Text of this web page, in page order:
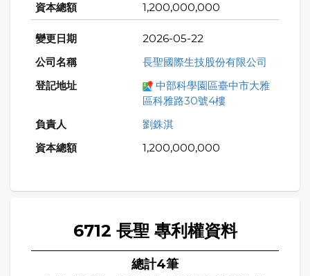
1,200,000,000
2026-05-22
長聖國際生技股份有限公司
中部科學園區臺中市大雅
區科雅路30號4樓
劉銖淇
1,200,000,000
6712 長聖 專利權資料
總計4筆